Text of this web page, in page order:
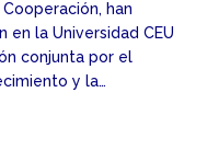
han
la Universidad CEU
conjunta por el
y la…